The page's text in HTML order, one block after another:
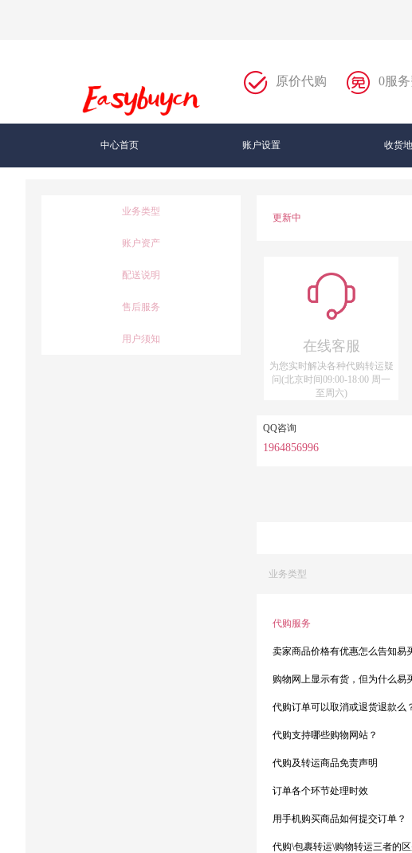
原价代购 0服
中心首页 账户设置 收货
业务类型
账户资产
配送说明
售后服务
用户须知
更新中
在线客服
为您实时解决各种代购转运疑
问(北京时间09:00-18:00 周一
至周六)
QQ咨询
1964856996
业务类型
代购服务
卖家商品价格有优惠怎么告知易
购物网上显示有货，但为什么易
代购订单可以取消或退货退款么
代购支持哪些购物网站？
代购及转运商品免责声明
订单各个环节处理时效
用手机购买商品如何提交订单？
代购\包裹转运\购物转运三者的区